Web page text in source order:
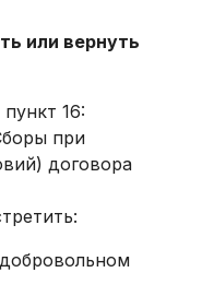
или вернуть
16:
при
договора